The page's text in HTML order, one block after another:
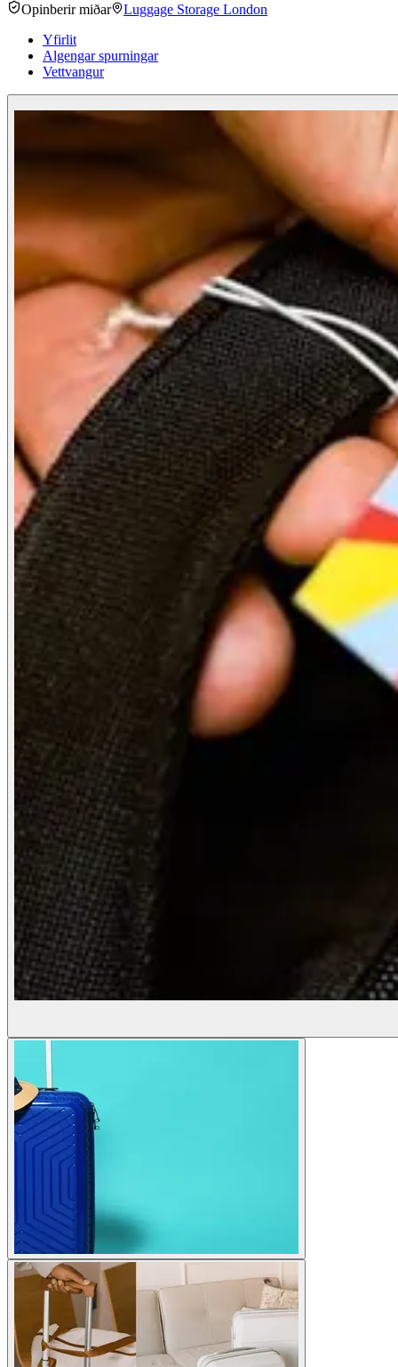
Opinberir miðar
Luggage Storage London
Yfirlit
Algengar spurningar
Vettvangur